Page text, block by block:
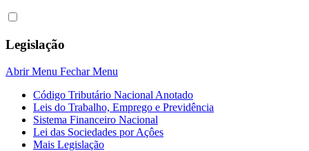
Legislação
Abrir Menu Fechar Menu
Código Tributário Nacional Anotado
Leis do Trabalho, Emprego e Previdência
Sistema Financeiro Nacional
Lei das Sociedades por Açôes
Mais Legislação